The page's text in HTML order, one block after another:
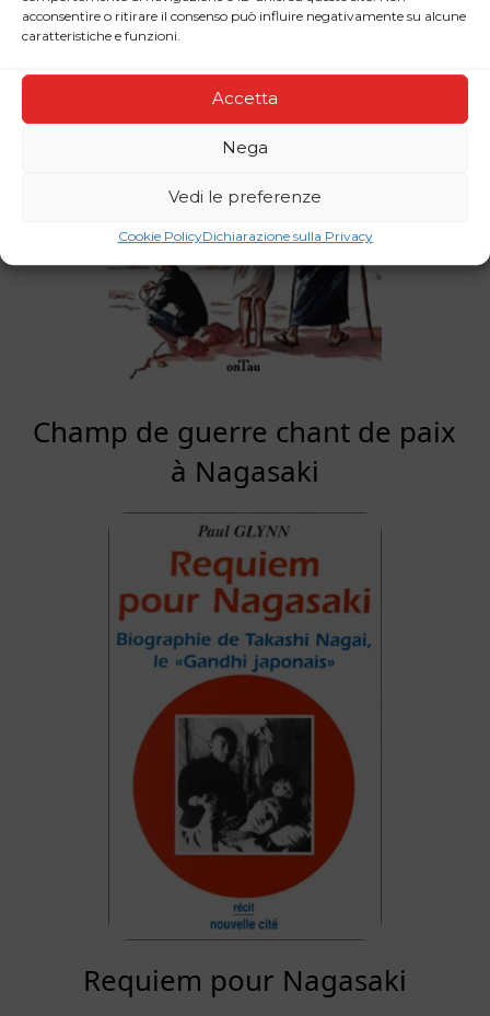
acconsentire o ritirare il consenso può influire negativamente su alcune
caratteristiche e funzioni.
Accetta
Nega
Vedi le preferenze
Cookie PolicyDichiarazione sulla Privacy
Champ de guerre chant de paix
à Nagasaki
Requiem pour Nagasaki